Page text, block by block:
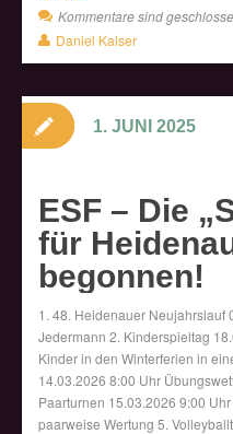
Kommentare sind
Daniel Kaiser
ESF – Die
für
begonnen!
1. 48. Heidenauer Neujahrslauf
Jedermann 2. Kinderspieltag
Kinder in den Winterferien in
14.03.2026 8:00 Uhr
Paarturnen 15.03.2026 9:00
paarweise Wertung 5.
1. JUNI 2025